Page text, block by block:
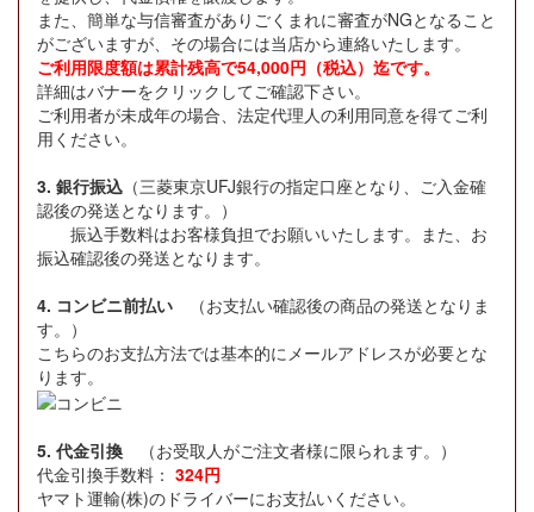
また、簡単な与信審査がありごくまれに審査がNGとなること
がございますが、その場合には当店から連絡いたします。
ご利用限度額は累計残高で54,000円（税込）迄です。
詳細はバナーをクリックしてご確認下さい。
ご利用者が未成年の場合、法定代理人の利用同意を得てご利
用ください。
3. 銀行振込 （三菱東京UFJ銀行の指定口座となり、ご入金確
認後の発送となります。）
振込手数料はお客様負担でお願いいたします。また、お
振込確認後の発送となります。
4. コンビニ前払い （お支払い確認後の商品の発送となりま
す。）
こちらのお支払方法では基本的にメールアドレスが必要とな
ります。
5. 代金引換 （お受取人がご注文者様に限られます。）
代金引換手数料： 324円
ヤマト運輸(株)のドライバーにお支払いください。